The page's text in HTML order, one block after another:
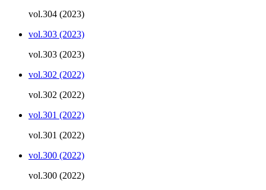
vol.304 (2023)
vol.303 (2023)
vol.303 (2023)
vol.302 (2022)
vol.302 (2022)
vol.301 (2022)
vol.301 (2022)
vol.300 (2022)
vol.300 (2022)